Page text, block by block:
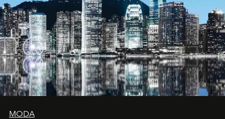
MODA